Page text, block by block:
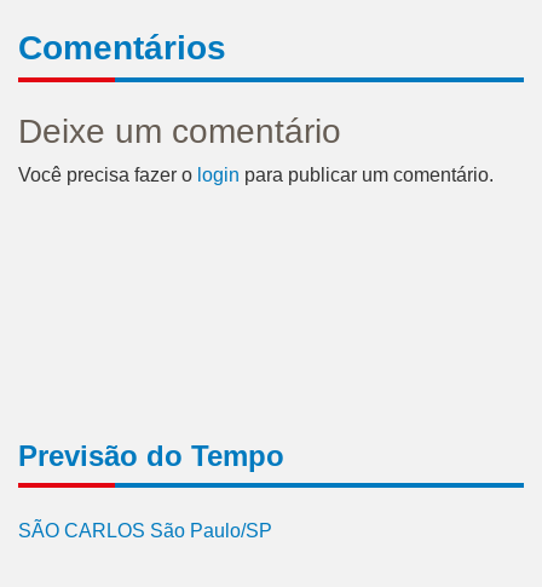
Comentários
Deixe um comentário
Você precisa fazer o login para publicar um comentário.
Previsão do Tempo
SÃO CARLOS São Paulo/SP